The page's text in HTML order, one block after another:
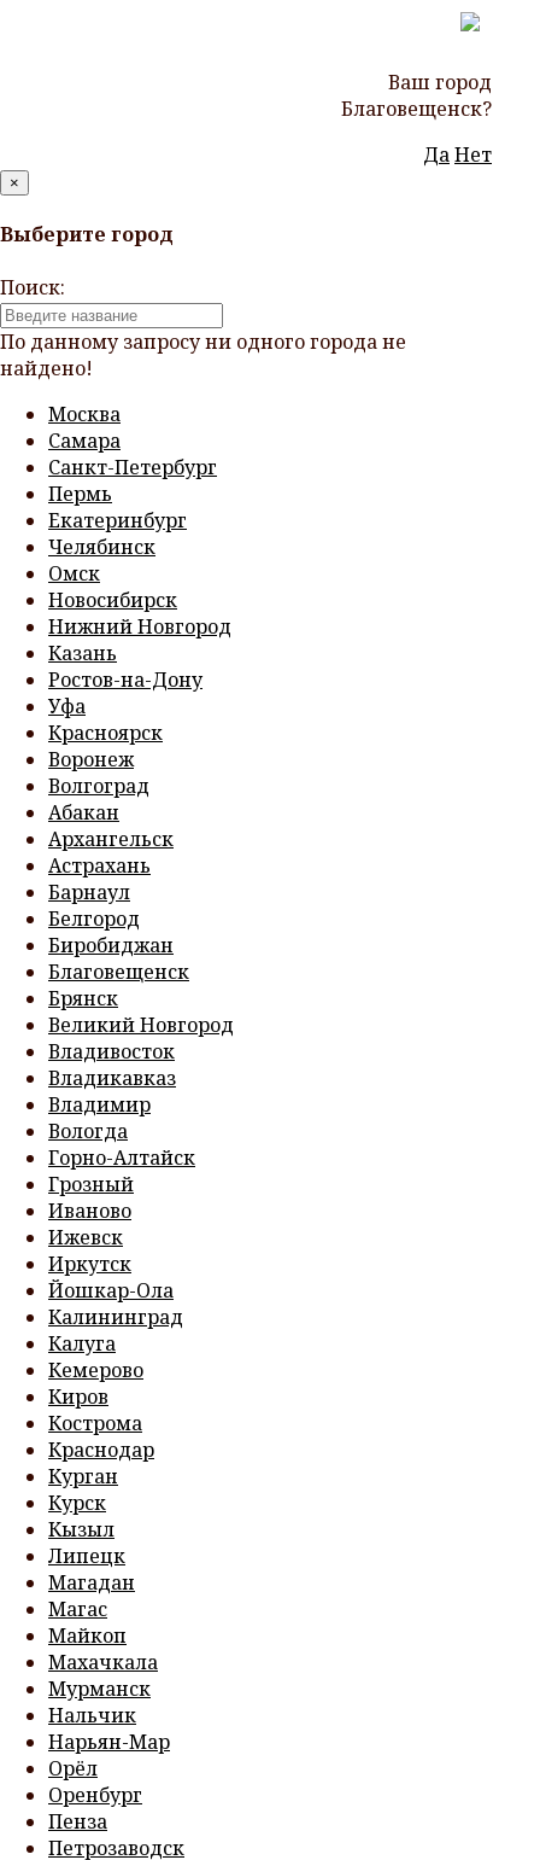
Ваш город
Благовещенск?
ДаНет
×
Выберите город
Поиск:
По данному запросу ни одного города не
найдено!
Москва
Самара
Санкт-Петербург
Пермь
Екатеринбург
Челябинск
Омск
Новосибирск
Нижний Новгород
Казань
Ростов-на-Дону
Уфа
Красноярск
Воронеж
Волгоград
Абакан
Архангельск
Астрахань
Барнаул
Белгород
Биробиджан
Благовещенск
Брянск
Великий Новгород
Владивосток
Владикавказ
Владимир
Вологда
Горно-Алтайск
Грозный
Иваново
Ижевск
Иркутск
Йошкар-Ола
Калининград
Калуга
Кемерово
Киров
Кострома
Краснодар
Курган
Курск
Кызыл
Липецк
Магадан
Магас
Майкоп
Махачкала
Мурманск
Нальчик
Нарьян-Мар
Орёл
Оренбург
Пенза
Петрозаводск